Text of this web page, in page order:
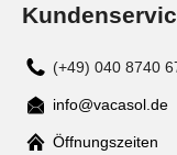
(+49) 040 8740
Mail
info@vacasol.de
Öffnungszeiten